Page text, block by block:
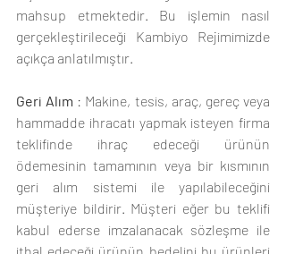
mahsup etmektedir. Bu işlemin nasıl
gerçekleştirileceği Kambiyo Rejimimizde
açıkça anlatılmıştır.
Geri Alım : Makine, tesis, araç, gereç veya
hammadde ihracatı yapmak isteyen firma
teklifinde ihraç edeceği ürünün
ödemesinin tamamının veya bir kısmının
geri alım sistemi ile yapılabileceğini
müşteriye bildirir. Müşteri eğer bu teklifi
kabul ederse imzalanacak sözleşme ile